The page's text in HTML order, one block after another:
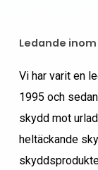
Ledande inom
Vi har varit en
1995 och
skydd mot
heltäckande